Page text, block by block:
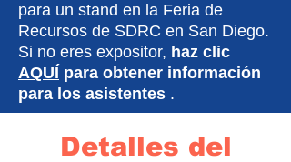
para un stand en la Feria de
Recursos de SDRC en San Diego.
Si no eres expositor, haz clic
AQUÍ para obtener información
para los asistentes .
Detalles del